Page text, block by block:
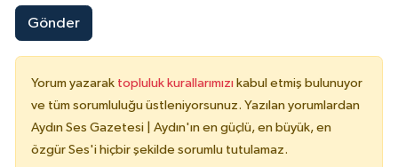
Gönder
Yorum yazarak topluluk kurallarımızı kabul etmiş bulunuyor
ve tüm sorumluluğu üstleniyorsunuz. Yazılan yorumlardan
Aydın Ses Gazetesi | Aydın'ın en güçlü, en büyük, en
özgür Ses'i hiçbir şekilde sorumlu tutulamaz.